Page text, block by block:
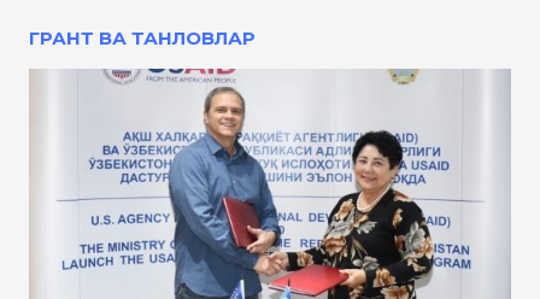
ГРАНТ ВА ТАНЛОВЛАР